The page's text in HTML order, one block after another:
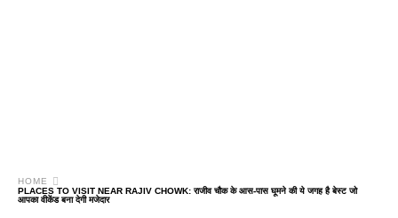
HOME
PLACES TO VISIT NEAR RAJIV CHOWK: राजीव चौक के आस-पास घूमने की ये जगह है बेस्ट जो
आपका वीकेंड बना देगी मजेदार